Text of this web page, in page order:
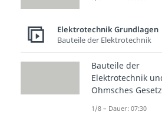
und
Die Situation
machst. In
Diode, also
Emitter, in
Elektrotechnik Grundlagen
Bauteile der Elektrotechnik
Bauteile der
Elektrotechnik
Ohmsches Gesetz
1/8 – Dauer: 07:30